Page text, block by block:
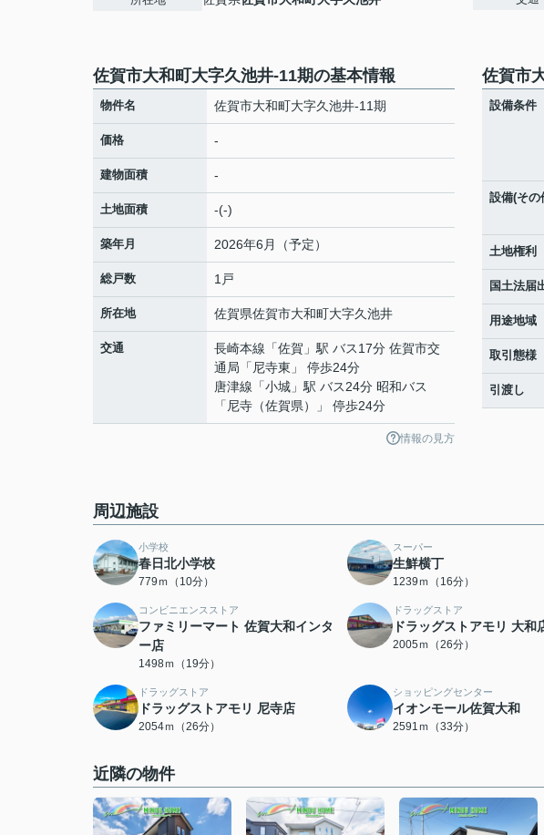
佐賀市大和町大字久池井-11期の基本情報
物件名 佐賀市大和町大字久池井-11期
価格 -
建物面積 -
土地面積 -(-)
築年月 2026年6月（予定）
総戸数 1戸
所在地 佐賀県佐賀市大和町大字久池井
交通 長崎本線 「佐賀 」駅 バス17分 佐賀市交
通局「尼寺東」 停歩24分
唐津線 「小城 」駅 バス24分 昭和バス
「尼寺（佐賀県）」 停歩24分
情報の見方
佐賀市
設備条件
設備(その
土地権利
国土法届
用途地域
取引態様
引渡し
周辺施設
小学校
春日北小学校
779ｍ（10分）
スーパー
生鮮横丁
1239ｍ（16分）
コンビニエンスストア
ファミリーマート 佐賀大和インタ
ー店
1498ｍ（19分）
ドラッグストア
ドラッグストアモリ 大和
2005ｍ（26分）
ドラッグストア
ドラッグストアモリ 尼寺店
2054ｍ（26分）
ショッピングセンター
イオンモール佐賀大和
2591ｍ（33分）
近隣の物件